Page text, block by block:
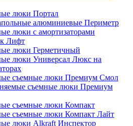
люки Портал
алюминиевые Периметр
люки с амортизаторами
Лифт
люки Герметичный
люки Универсал Люкс на
съемные люки Премиум Смол
съемные люки Премиум
съемные люки Компакт
съемные люки Компакт Лайт
люки Alkraft Инспектор